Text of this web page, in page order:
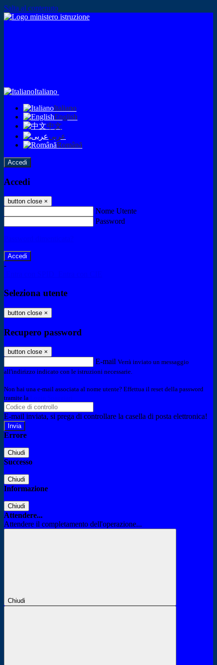
Salta al contenuto
Italiano
Italiano
English
中文
عربى
Română
Accedi
Accedi
button close ×
Nome Utente
Password
-
Seleziona utente
button close ×
Recupero password
button close ×
E-mail Verrà inviato un messaggio
all'indirizzo indicato con le istruzioni necessarie.
Non hai una e-mail associata al nome utente? Effettua il reset della password
tramite la
E-mail inviata, si prega di controllare la casella di posta elettronica!
Errore
Chiudi
Successo
Chiudi
Informazione
Chiudi
Attendere...
Attendere il completamento dell'operazione...
Chiudi